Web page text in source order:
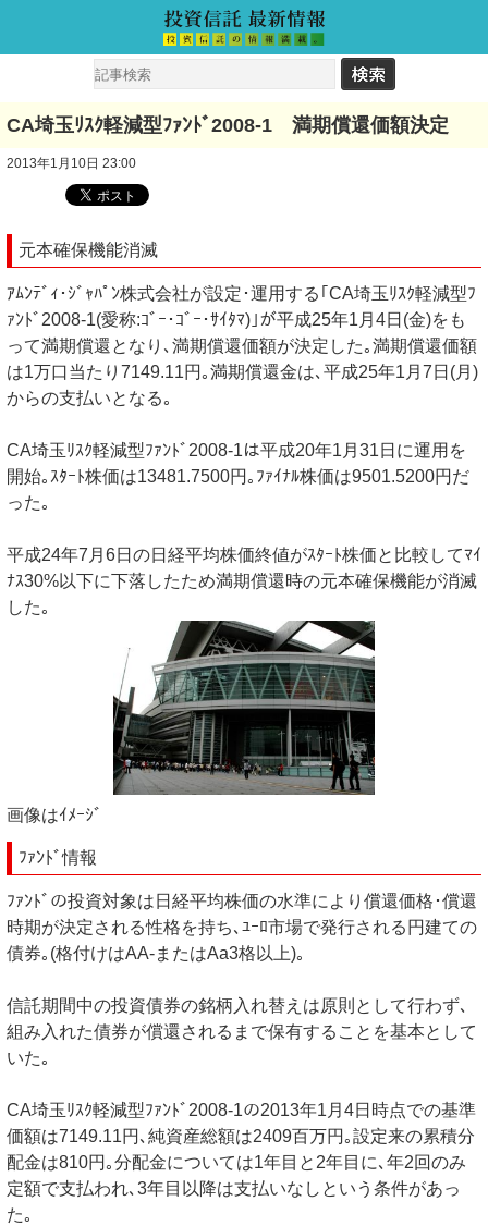
CA埼玉ﾘｽｸ軽減型ﾌｧﾝﾄﾞ2008-1 満期償還価額決定
2013年1月10日 23:00
元本確保機能消滅
ｱﾑﾝﾃﾞｨ･ｼﾞｬﾊﾟﾝ株式会社が設定･運用する｢CA埼玉ﾘｽｸ軽減型ﾌ
ｧﾝﾄﾞ2008-1(愛称:ｺﾞｰ･ｺﾞｰ･ｻｲﾀﾏ)｣が平成25年1月4日(金)をも
って満期償還となり､満期償還価額が決定した｡満期償還価額
は1万口当たり7149.11円｡満期償還金は､平成25年1月7日(月)
からの支払いとなる｡
CA埼玉ﾘｽｸ軽減型ﾌｧﾝﾄﾞ2008-1は平成20年1月31日に運用を
開始｡ｽﾀｰﾄ株価は13481.7500円｡ﾌｧｲﾅﾙ株価は9501.5200円だ
った｡
平成24年7月6日の日経平均株価終値がｽﾀｰﾄ株価と比較してﾏｲ
ﾅｽ30%以下に下落したため満期償還時の元本確保機能が消滅
した｡
画像はｲﾒｰｼﾞ
ﾌｧﾝﾄﾞ情報
ﾌｧﾝﾄﾞの投資対象は日経平均株価の水準により償還価格･償還
時期が決定される性格を持ち､ﾕｰﾛ市場で発行される円建ての
債券｡(格付けはAA-またはAa3格以上)｡
信託期間中の投資債券の銘柄入れ替えは原則として行わず､
組み入れた債券が償還されるまで保有することを基本として
いた｡
CA埼玉ﾘｽｸ軽減型ﾌｧﾝﾄﾞ2008-1の2013年1月4日時点での基準
価額は7149.11円､純資産総額は2409百万円｡設定来の累積分
配金は810円｡分配金については1年目と2年目に､年2回のみ
定額で支払われ､3年目以降は支払いなしという条件があっ
た｡